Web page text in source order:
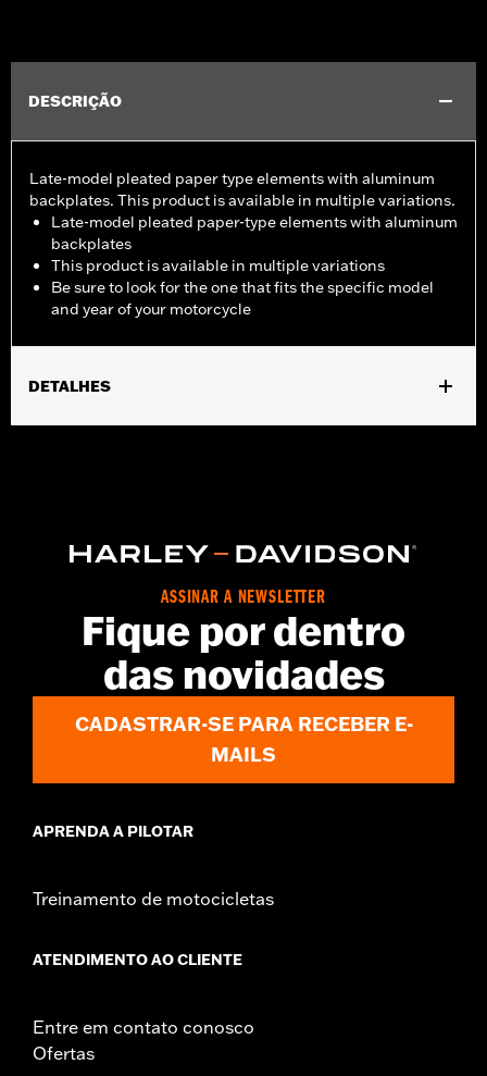
DESCRIÇÃO
Late-model pleated paper type elements with aluminum
backplates. This product is available in multiple variations.
Late-model pleated paper-type elements with aluminum
backplates
This product is available in multiple variations
Be sure to look for the one that fits the specific model
and year of your motorcycle
DETALHES
ASSINAR A NEWSLETTER
Fique por dentro
das novidades
CADASTRAR-SE PARA RECEBER E-
MAILS
APRENDA A PILOTAR
Treinamento de motocicletas
ATENDIMENTO AO CLIENTE
Entre em contato conosco
Ofertas